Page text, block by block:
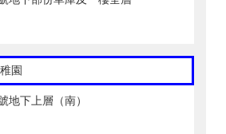
園
地下上層（南）